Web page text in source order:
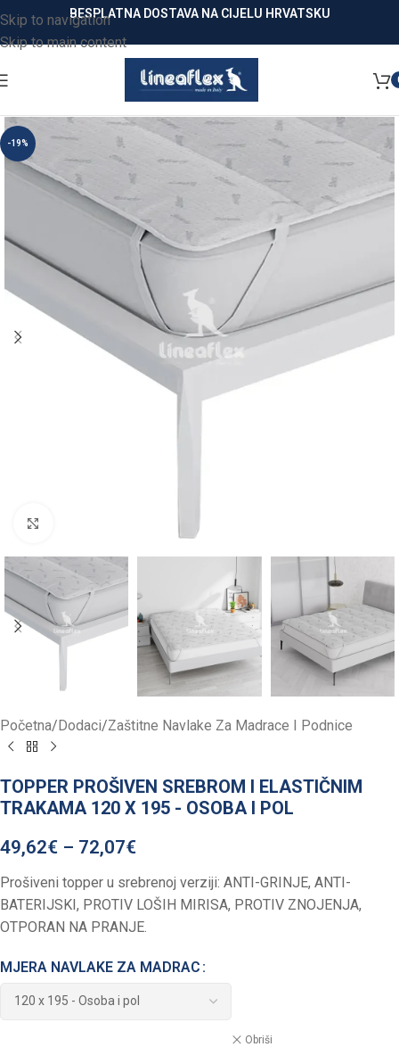
Skip to navigation
Skip to main content
BESPLATNA DOSTAVA NA CIJELU HRVATSKU
-19%
Početna/Dodaci/Zaštitne Navlake Za Madrace I Podnice
TOPPER PROŠIVEN SREBROM I ELASTIČNIM
TRAKAMA 120 X 195 - OSOBA I POL
49,62€ – 72,07€
Prošiveni topper u srebrenoj verziji: ANTI-GRINJE, ANTI-
BATERIJSKI, PROTIV LOŠIH MIRISA, PROTIV ZNOJENJA,
OTPORAN NA PRANJE.
MJERA NAVLAKE ZA MADRAC
Obriši